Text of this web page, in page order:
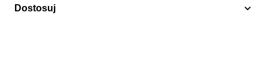
Dostosuj